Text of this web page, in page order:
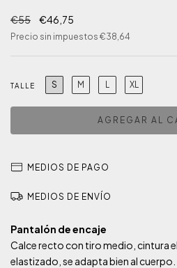
€55 €46,75
Precio sin impuestos €38,64
TALLE S M L XL
MEDIOS DE PAGO
MEDIOS DE ENVÍO
Pantalón de encaje
Calce recto con tiro medio, cintura
elastizado, se adapta bien al cuerpo.